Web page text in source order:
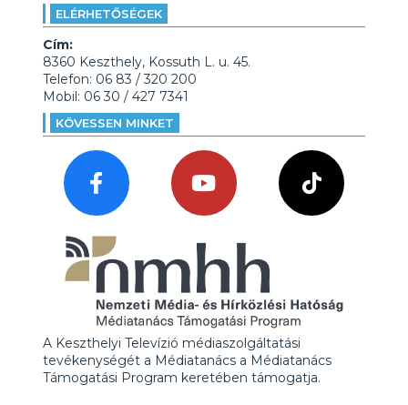
ELÉRHETŐSÉGEK
Cím:
8360 Keszthely, Kossuth L. u. 45.
Telefon: 06 83 / 320 200
Mobil: 06 30 / 427 7341
KÖVESSEN MINKET
A Keszthelyi Televízió médiaszolgáltatási
tevékenységét a Médiatanács a Médiatanács
Támogatási Program keretében támogatja.